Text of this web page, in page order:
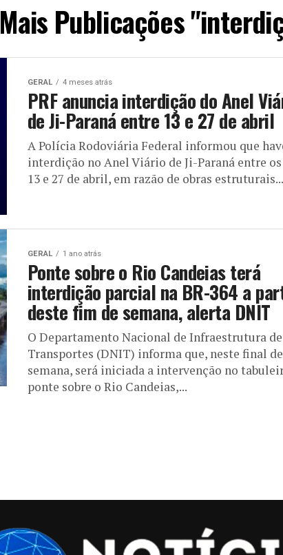
Mais Publicações
GERAL 4 meses atrás
PRF anuncia interdição do Anel
de Ji-Paraná entre 13 e 27 de abril
A Polícia Rodoviária Federal informou que
interdição no Anel Viário de Ji-Paraná entre
13 e 27 de abril, em razão de obras estruturais...
GERAL 1 ano atrás
Ponte sobre o Rio Candeias terá
interdição parcial na BR-364 a
deste fim de semana, alerta DNIT
O Departamento Nacional de Infraestrutura de
Transportes (DNIT) informa que, neste final de
semana, será iniciada a intervenção no
ponte sobre o Rio Candeias,...